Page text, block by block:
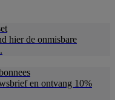
hier de onmisbare
en ontvang 10%